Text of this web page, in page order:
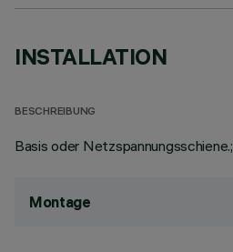
INSTALLATION
BESCHREIBUNG
Basis oder Netzspannungsschiene.;
Montage